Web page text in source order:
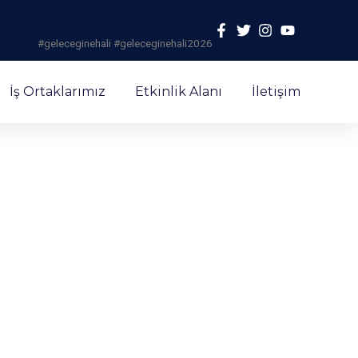
#geleceginehali #geleceginehali2026
İş Ortaklarımız Etkinlik Alanı İletişim